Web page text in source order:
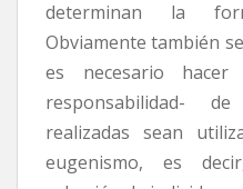
determinan la
Obviamente también
es necesario
responsabilidad-
realizadas sean
eugenismo, es